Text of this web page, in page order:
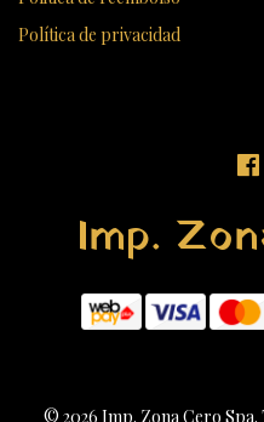
Política de privacidad
Imp.
© 2026 Imp. Zona Cero Spa.